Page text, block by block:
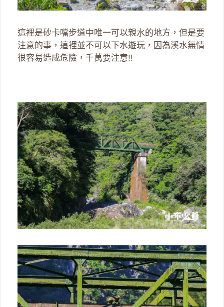
這裡是砂卡噹步道中唯一可以親水的地方，但是要
注意的事，這裡並不可以下水遊玩，因為溪水無情
很容易造成危險，千萬要注意!!